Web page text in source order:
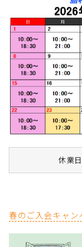
休業日
春のご入会キャン